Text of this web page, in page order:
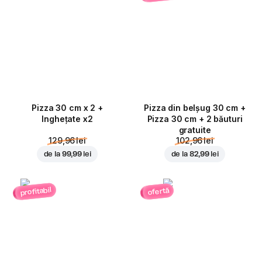
Pizza 30 cm x 2 +
Inghețate x2
129,96 lei
de la 99,99 lei
Pizza din belșug 30 cm +
Pizza 30 cm + 2 băuturi
gratuite
102,96 lei
de la 82,99 lei
profitabil ofertă